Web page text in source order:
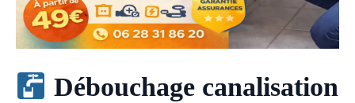
Débouchage canalisation